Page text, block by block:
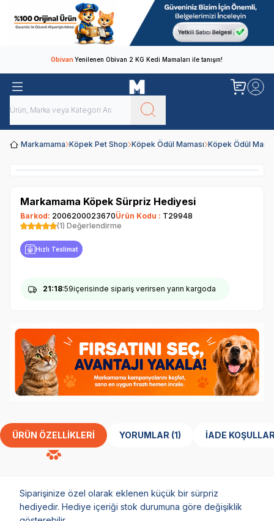
ObivanYenilenen Obivan 2 KG Kedi Mamaları ile tanışın!
Markamama Köpek Pet Shop Köpek Ödül Maması Köpek Ödül
Markamama Köpek Sürpriz Hediyesi
Barkod: 2006200023670Ürün Kodu : T29948
(1) Değerlendirme
Hızlı Teslimat
21:18:59içerisinde sipariş verirsen yarın kargoda
ÜRÜN ÖZELLIKLERI YORUMLAR (1) İADE
Siparişinize özel olarak eklenen küçük bir sürpriz
hediyedir. Hediye içeriği stok durumuna göre değişiklik